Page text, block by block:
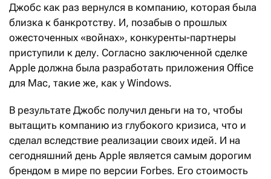
Джобс как раз вернулся в компанию, которая была
близка к банкротству. И, позабыв о прошлых
ожесточенных «войнах», конкуренты-партнеры
приступили к делу. Согласно заключенной сделке
Apple должна была разработать приложения Office
для Mac, такие же, как у Windows.
В результате Джобс получил деньги на то, чтобы
вытащить компанию из глубокого кризиса, что и
сделал вследствие реализации своих идей. И на
сегодняшний день Apple является самым дорогим
брендом в мире по версии Forbes. Его стоимость